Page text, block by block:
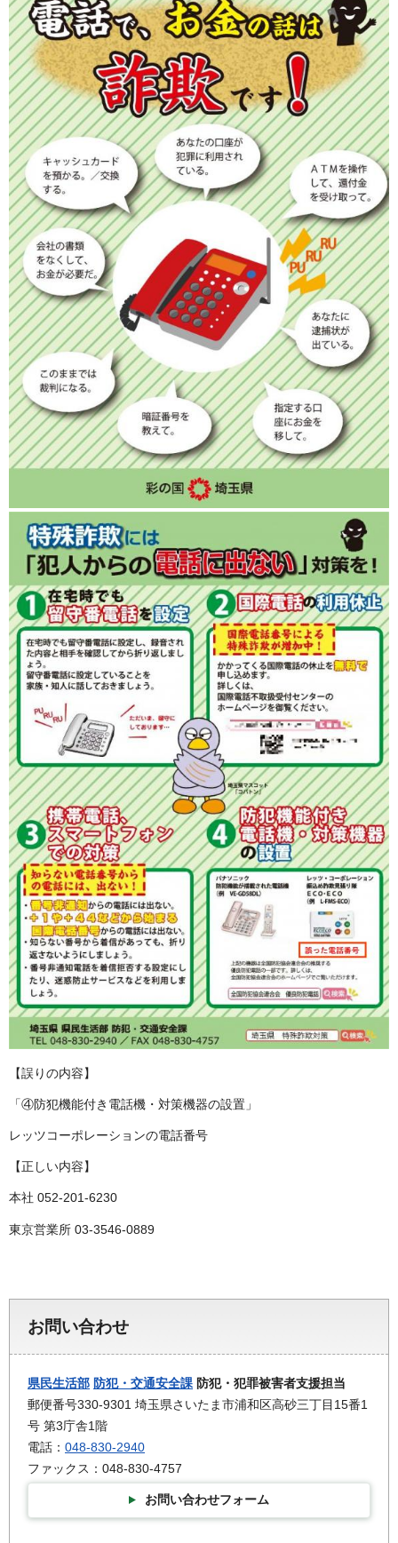
【誤りの内容】
「④防犯機能付き電話機・対策機器の設置」
レッツコーポレーションの電話番号
【正しい内容】
本社 052-201-6230
東京営業所 03-3546-0889
お問い合わせ
県民生活部 防犯・交通安全課 防犯・犯罪被害者支援担当
郵便番号330-9301 埼玉県さいたま市浦和区高砂三丁目15番1
号 第3庁舎1階
電話： 048-830-2940
ファックス：048-830-4757
お問い合わせフォーム